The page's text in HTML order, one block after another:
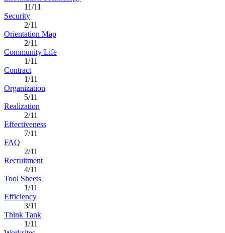
11/11
Security
2/11
Orientation Map
2/11
Community Life
1/11
Contract
1/11
Organization
5/11
Realization
2/11
Effectiveness
7/11
FAQ
2/11
Recruitment
4/11
Tool Sheets
1/11
Efficiency
3/11
Think Tank
1/11